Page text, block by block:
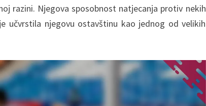
razini. Njegova sposobnost natjecanja protiv nekih
učvrstila njegovu ostavštinu kao jednog od velikih